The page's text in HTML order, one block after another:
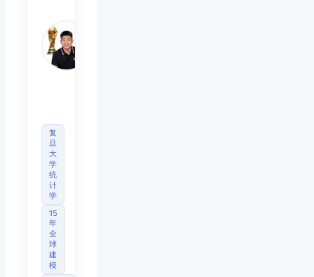
复
旦
大
学
统
计
学
15
年
全
球
建
模